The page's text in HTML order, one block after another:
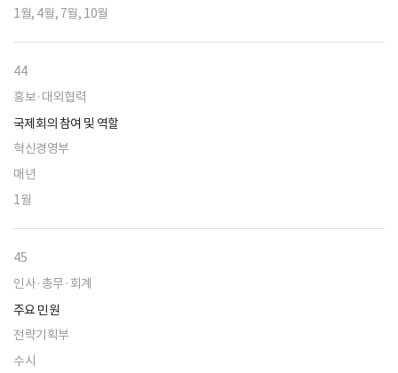
1월, 4월, 7월, 10월
44
홍보·대외협력
국제회의 참여 및 역할
혁신경영부
매년
1월
45
인사·총무·회계
주요 민원
전략기획부
수시